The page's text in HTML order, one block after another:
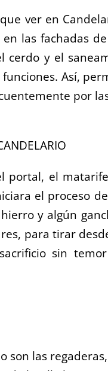
ver en
las fachadas
cerdo y el
Así,
por
portal, el
el proceso
y algún
para tirar
sin
son las